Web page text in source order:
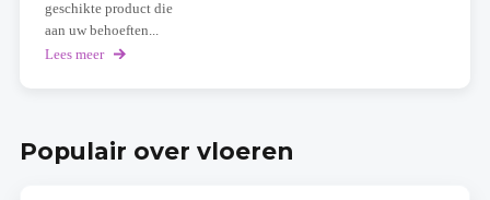
geschikte product die
aan uw behoeften...
Lees meer over
Populair over vloeren